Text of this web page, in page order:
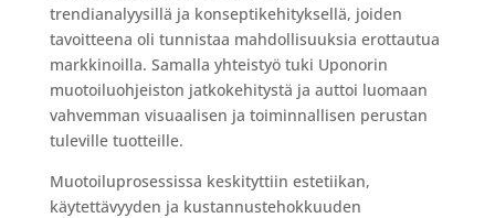
trendianalyysillä ja konseptikehityksellä, joiden
tavoitteena oli tunnistaa mahdollisuuksia erottautua
markkinoilla. Samalla yhteistyö tuki Uponorin
muotoiluohjeiston jatkokehitystä ja auttoi luomaan
vahvemman visuaalisen ja toiminnallisen perustan
tuleville tuotteille.
Muotoiluprosessissa keskityttiin estetiikan,
käytettävyyden ja kustannustehokkuuden